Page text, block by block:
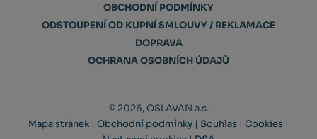
OBCHODNÍ PODMÍNKY
ODSTOUPENÍ OD KUPNÍ SMLOUVY / REKLAMACE
DOPRAVA
OCHRANA OSOBNÍCH ÚDAJŮ
© 2026, OSLAVAN a.s.
Mapa stránek | Obchodní podmínky | Souhlas | Cookies |